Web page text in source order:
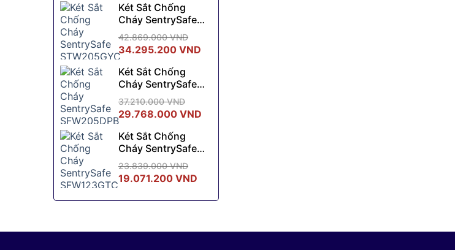
Két Sắt Chống
Cháy SentrySafe
STW205GYC
42.869.000VND
Giá
gốc
là:
42.869.000 VND.
34.295.200 VND
là:
Két Sắt Chống
Cháy SentrySafe
SFW205DPB
37.210.000VND
Giá
gốc
là:
37.210.000 VND.
29.768.000 VND
là:
Két Sắt Chống
Cháy SentrySafe
SFW123GTC
23.839.000VND
Giá
là:
19.071.200 VND
tại
19.071.200 VND.